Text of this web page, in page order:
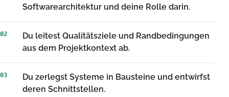
Softwarearchitektur und deine Rolle darin.
02
Du leitest Qualitätsziele und Randbedingungen
aus dem Projektkontext ab.
03
Du zerlegst Systeme in Bausteine und entwirfst
deren Schnittstellen.